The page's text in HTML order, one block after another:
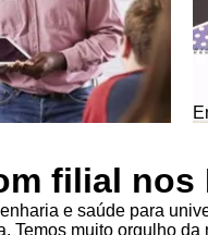
filial
e saúde para
Temos muito orgulho da